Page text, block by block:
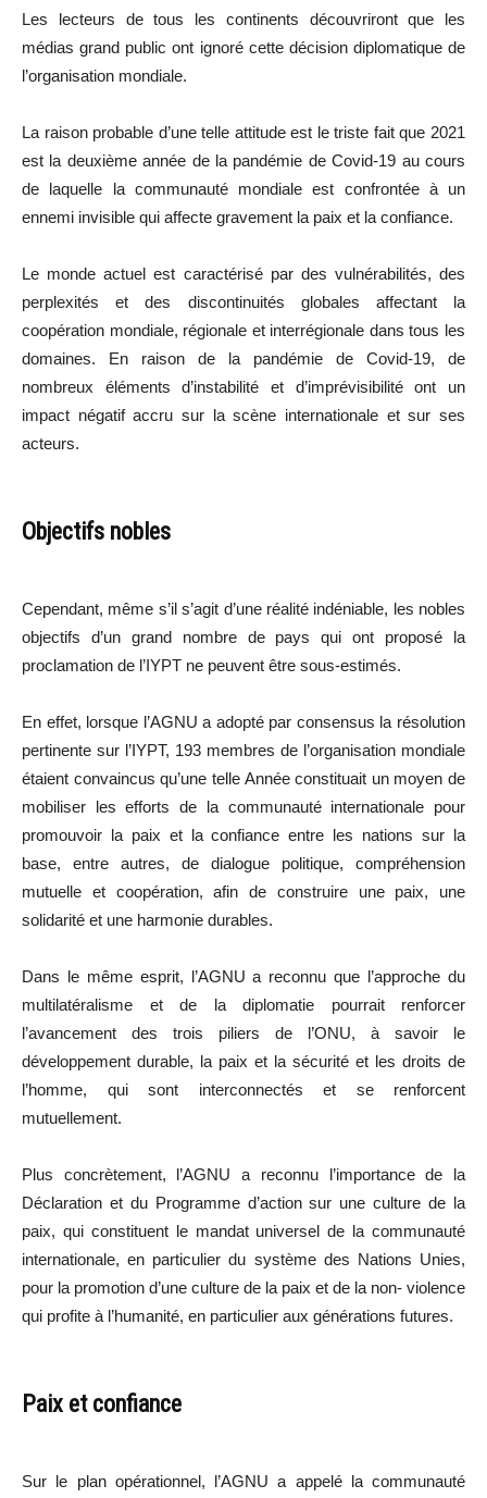
Les lecteurs de tous les continents découvriront que les
médias grand public ont ignoré cette décision diplomatique de
l’organisation mondiale.
La raison probable d’une telle attitude est le triste fait que 2021
est la deuxième année de la pandémie de Covid-19 au cours
de laquelle la communauté mondiale est confrontée à un
ennemi invisible qui affecte gravement la paix et la confiance.
Le monde actuel est caractérisé par des vulnérabilités, des
perplexités et des discontinuités globales affectant la
coopération mondiale, régionale et interrégionale dans tous les
domaines. En raison de la pandémie de Covid-19, de
nombreux éléments d’instabilité et d’imprévisibilité ont un
impact négatif accru sur la scène internationale et sur ses
acteurs.
Objectifs nobles
Cependant, même s’il s’agit d’une réalité indéniable, les nobles
objectifs d’un grand nombre de pays qui ont proposé la
proclamation de l’IYPT ne peuvent être sous-estimés.
En effet, lorsque l’AGNU a adopté par consensus la résolution
pertinente sur l’IYPT, 193 membres de l’organisation mondiale
étaient convaincus qu’une telle Année constituait un moyen de
mobiliser les efforts de la communauté internationale pour
promouvoir la paix et la confiance entre les nations sur la
base, entre autres, de dialogue politique, compréhension
mutuelle et coopération, afin de construire une paix, une
solidarité et une harmonie durables.
Dans le même esprit, l’AGNU a reconnu que l’approche du
multilatéralisme et de la diplomatie pourrait renforcer
l’avancement des trois piliers de l’ONU, à savoir le
développement durable, la paix et la sécurité et les droits de
l’homme, qui sont interconnectés et se renforcent
mutuellement.
Plus concrètement, l’AGNU a reconnu l’importance de la
Déclaration et du Programme d’action sur une culture de la
paix, qui constituent le mandat universel de la communauté
internationale, en particulier du système des Nations Unies,
pour la promotion d’une culture de la paix et de la non- violence
qui profite à l’humanité, en particulier aux générations futures.
Paix et confiance
Sur le plan opérationnel, l’AGNU a appelé la communauté